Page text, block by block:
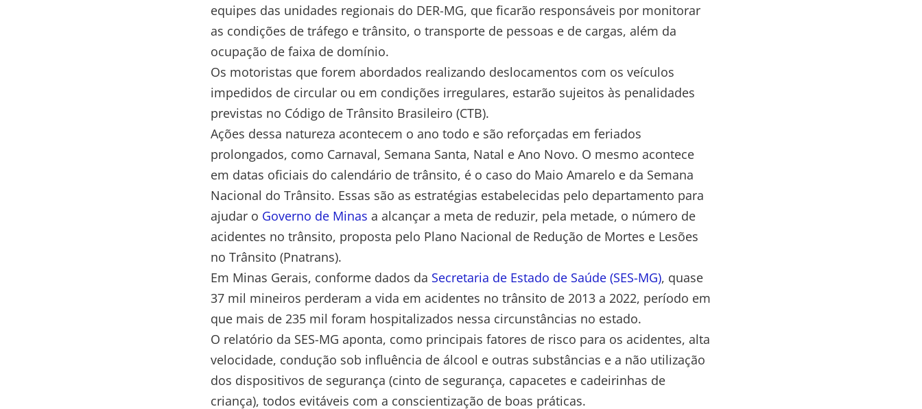
equipes das unidades regionais do DER-MG, que ficarão responsáveis por monitorar
as condições de tráfego e trânsito, o transporte de pessoas e de cargas, além da
ocupação de faixa de domínio.
Os motoristas que forem abordados realizando deslocamentos com os veículos
impedidos de circular ou em condições irregulares, estarão sujeitos às penalidades
previstas no Código de Trânsito Brasileiro (CTB).
Ações dessa natureza acontecem o ano todo e são reforçadas em feriados
prolongados, como Carnaval, Semana Santa, Natal e Ano Novo. O mesmo acontece
em datas oficiais do calendário de trânsito, é o caso do Maio Amarelo e da Semana
Nacional do Trânsito. Essas são as estratégias estabelecidas pelo departamento para
ajudar o Governo de Minas a alcançar a meta de reduzir, pela metade, o número de
acidentes no trânsito, proposta pelo Plano Nacional de Redução de Mortes e Lesões
no Trânsito (Pnatrans).
Em Minas Gerais, conforme dados da Secretaria de Estado de Saúde (SES-MG), quase
37 mil mineiros perderam a vida em acidentes no trânsito de 2013 a 2022, período em
que mais de 235 mil foram hospitalizados nessa circunstâncias no estado.
O relatório da SES-MG aponta, como principais fatores de risco para os acidentes, alta
velocidade, condução sob influência de álcool e outras substâncias e a não utilização
dos dispositivos de segurança (cinto de segurança, capacetes e cadeirinhas de
criança), todos evitáveis com a conscientização de boas práticas.